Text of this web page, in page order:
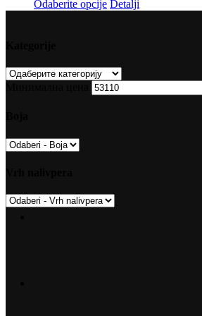
Odaberite opcije Detalji